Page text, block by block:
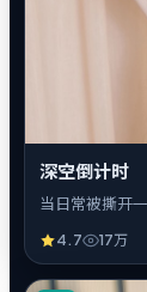
深空倒计时
当日常被撕开
4.7 17万